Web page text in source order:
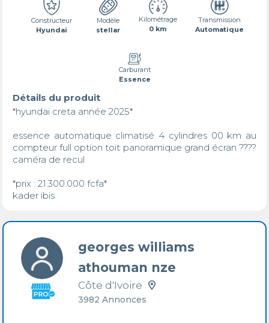
Constructeur
Hyundai
Modèle
stellar
Kilométrage
0 km
Transmission
Automatique
Carburant
Essence
Détails du produit
*hyundai creta année 2025*
essence automatique climatisé 4 cylindres 00 km au
compteur full option toit panoramique grand écran ????
caméra de recul
*prix : 21.300.000 fcfa*
kader ibis
georges williams
athouman nze
Côte d'Ivoire
3982 Annonces